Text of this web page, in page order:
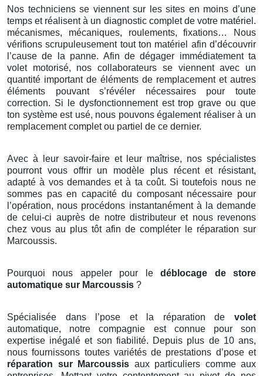
Nos techniciens se viennent sur les sites en moins d’une
temps et réalisent à un diagnostic complet de votre matériel.
mécanismes, mécaniques, roulements, fixations… Nous
vérifions scrupuleusement tout ton matériel afin d’découvrir
l’cause de la panne. Afin de dégager immédiatement ta
volet motorisé, nos collaborateurs se viennent avec un
quantité important de éléments de remplacement et autres
éléments pouvant s’révéler nécessaires pour toute
correction. Si le dysfonctionnement est trop grave ou que
ton système est usé, nous pouvons également réaliser à un
remplacement complet ou partiel de ce dernier.
Avec à leur savoir-faire et leur maîtrise, nos spécialistes
pourront vous offrir un modèle plus récent et résistant,
adapté à vos demandes et à ta coût. Si toutefois nous ne
sommes pas en capacité du composant nécessaire pour
l’opération, nous procédons instantanément à la demande
de celui-ci auprès de notre distributeur et nous revenons
chez vous au plus tôt afin de compléter le réparation sur
Marcoussis.
Pourquoi nous appeler pour ledéblocage de store
automatique sur Marcoussis ?
Spécialisée dans l’pose et la réparation de volet
automatique, notre compagnie est connue pour son
expertise inégalé et son fiabilité. Depuis plus de 10 ans,
nous fournissons toutes variétés de prestations d’pose et
réparation sur Marcoussis aux particuliers comme aux